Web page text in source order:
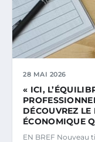
28 MAI 2026
« ICI,
DÉCOUVREZ
ÉCONOMIQUE
EN BREF Nouveau